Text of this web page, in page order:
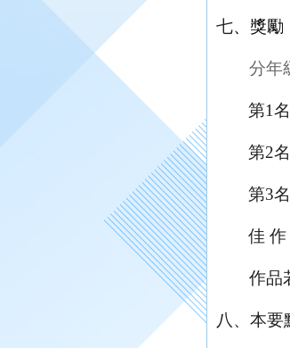
七、獎勵
分年
第1
第2
第3
佳
作品
八、 本要